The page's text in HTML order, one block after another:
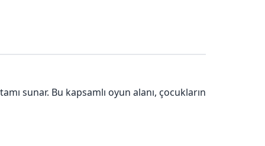
sunar. Bu kapsamlı oyun alanı, çocukların